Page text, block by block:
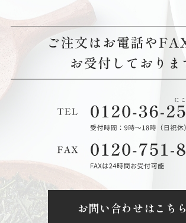
お問い合わせはこちら